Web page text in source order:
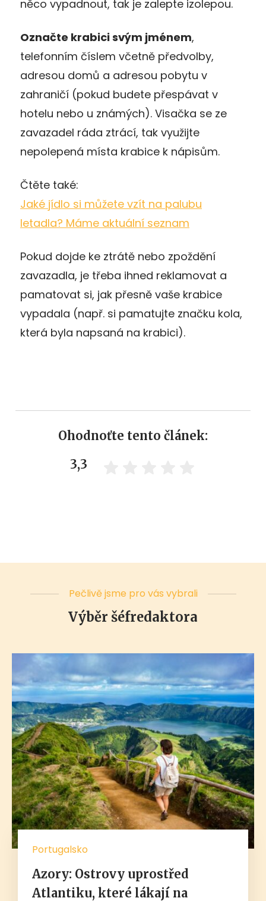
něco vypadnout, tak je zalepte izolepou.
Označte krabici svým jménem,
telefonním číslem včetně předvolby,
adresou domů a adresou pobytu v
zahraničí (pokud budete přespávat v
hotelu nebo u známých). Visačka se ze
zavazadel ráda ztrácí, tak využijte
nepolepená místa krabice k nápisům.
Čtěte také:
Jaké jídlo si můžete vzít na palubu
letadla? Máme aktuální seznam
Pokud dojde ke ztrátě nebo zpoždění
zavazadla, je třeba ihned reklamovat a
pamatovat si, jak přesně vaše krabice
vypadala (např. si pamatujte značku kola,
která byla napsaná na krabici).
Ohodnoťte tento článek:
3,3
Pečlivě jsme pro vás vybrali
Výběr šéfredaktora
Portugalsko
Azory: Ostrovy uprostřed
Atlantiku, které lákají na